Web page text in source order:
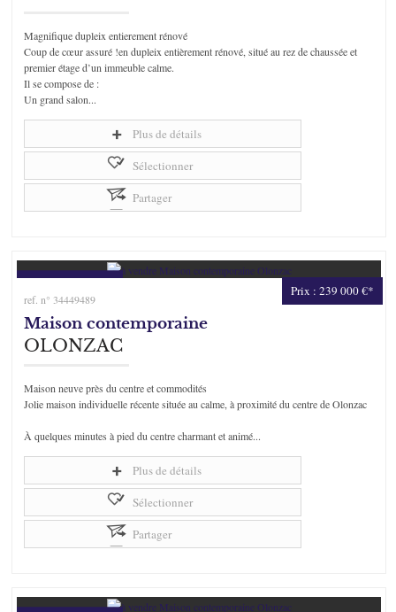
Magnifique dupleix entierement rénové
Coup de cœur assuré !en dupleix entièrement rénové, situé au rez de chaussée et
premier étage d’un immeuble calme.
Il se compose de :
Un grand salon...
Plus de détails
Sélectionner
Partager
Prix : 239 000 €*
ref. n° 34449489
Maison contemporaine
OLONZAC
Maison neuve près du centre et commodités
Jolie maison individuelle récente située au calme, à proximité du centre de Olonzac
À quelques minutes à pied du centre charmant et animé...
Plus de détails
Sélectionner
Partager